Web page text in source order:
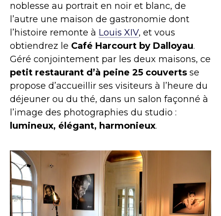
noblesse au portrait en noir et blanc, de
l’autre une maison de gastronomie dont
l’histoire remonte à Louis XIV, et vous
obtiendrez le Café Harcourt by Dalloyau.
Géré conjointement par les deux maisons, ce
petit restaurant d’à peine 25 couverts se
propose d’accueillir ses visiteurs à l’heure du
déjeuner ou du thé, dans un salon façonné à
l’image des photographies du studio :
lumineux, élégant, harmonieux.